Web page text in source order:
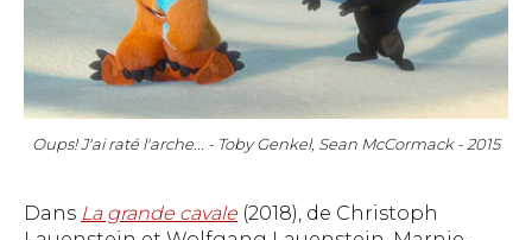
Oups! J'ai raté l'arche... - Toby Genkel, Sean McCormack - 2015
Dans La grande cavale (2018), de Christoph